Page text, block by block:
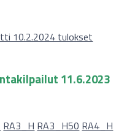
10.2.2024 tulokset
11.6.2023
RA3_H RA3_H50 RA4_H